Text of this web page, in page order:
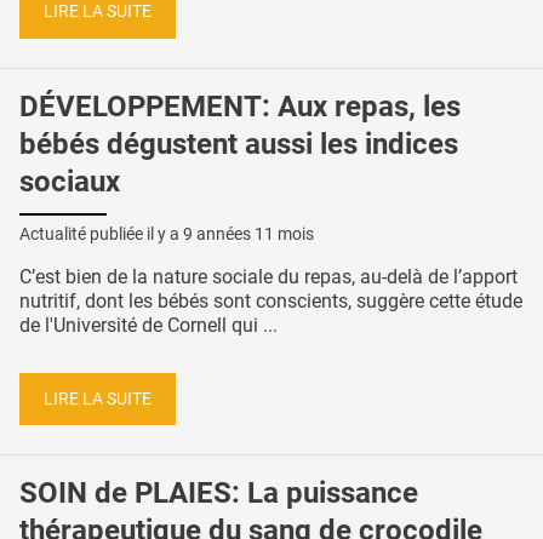
LIRE LA SUITE
DÉVELOPPEMENT: Aux repas, les
bébés dégustent aussi les indices
sociaux
Actualité publiée il y a 9 années 11 mois
C’est bien de la nature sociale du repas, au-delà de l’apport
nutritif, dont les bébés sont conscients, suggère cette étude
de l'Université de Cornell qui ...
LIRE LA SUITE
SOIN de PLAIES: La puissance
thérapeutique du sang de crocodile